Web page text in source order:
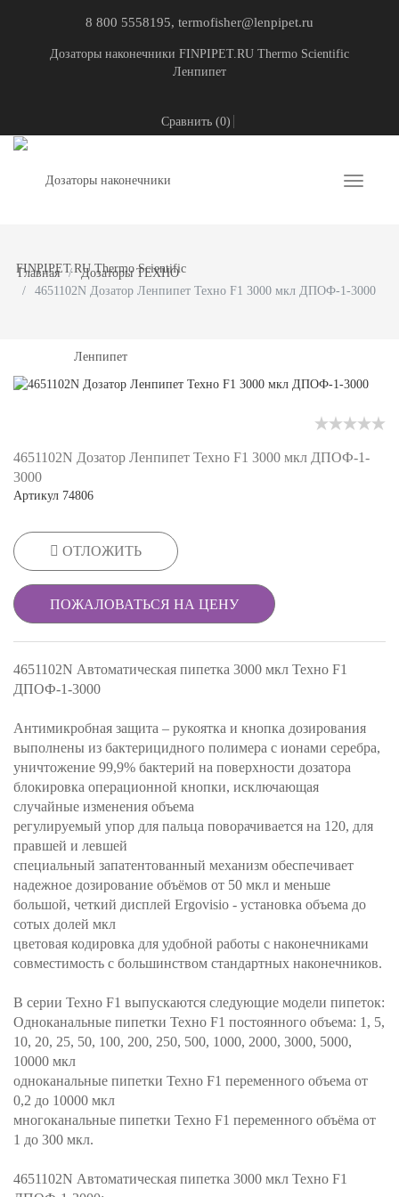
8 800 5558195, termofisher@lenpipet.ru
Дозаторы наконечники FINPIPET.RU Thermo Scientific
Ленпипет
Сравнить (0)
Toggle
Главная
Дозаторы ТЕХНО
4651102N Дозатор Ленпипет Техно F1 3000 мкл ДПОФ-1-3000
4651102N Дозатор Ленпипет Техно F1 3000 мкл ДПОФ-1-
3000
Артикул 74806
ОТЛОЖИТЬ
ПОЖАЛОВАТЬСЯ НА ЦЕНУ
4651102N Автоматическая пипетка 3000 мкл Техно F1
ДПОФ-1-3000
Антимикробная защита – рукоятка и кнопка дозирования
выполнены из бактерицидного полимера с ионами серебра,
уничтожение 99,9% бактерий на поверхности дозатора
блокировка операционной кнопки, исключающая
случайные изменения объема
регулируемый упор для пальца поворачивается на 120, для
правшей и левшей
специальный запатентованный механизм обеспечивает
надежное дозирование объёмов от 50 мкл и меньше
большой, четкий дисплей Ergovisio - установка объема до
сотых долей мкл
цветовая кодировка для удобной работы с наконечниками
совместимость с большинством стандартных наконечников.
В серии Техно F1 выпускаются следующие модели пипеток:
Одноканальные пипетки Техно F1 постоянного объема: 1, 5,
10, 20, 25, 50, 100, 200, 250, 500, 1000, 2000, 3000, 5000,
10000 мкл
одноканальные пипетки Техно F1 переменного объема от
0,2 до 10000 мкл
многоканальные пипетки Техно F1 переменного объёма от
1 до 300 мкл.
4651102N Автоматическая пипетка 3000 мкл Техно F1